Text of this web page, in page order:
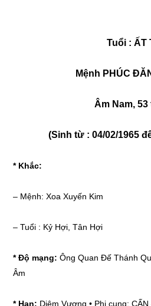
Tuổi : ẤT
Mệnh PHÚC
Âm Nam, 53
(Sinh từ : 04/02/1965
* Khắc:
– Mệnh: Xoa Xuyến Kim
– Tuổi : Kỷ Hợi, Tân Hợi
* Độ mạng:Ông Quan Đế Thánh
Âm
* Hạn: Diêm Vương • Phi cung: